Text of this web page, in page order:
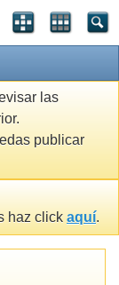
las
publicar
haz click aquí.